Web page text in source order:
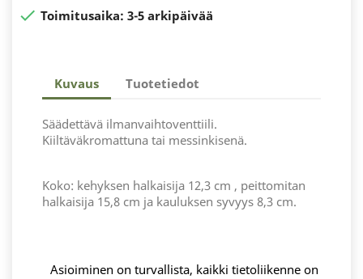
 Toimitusaika: 3-5 arkipäivää
Kuvaus Tuotetiedot
Säädettävä ilmanvaihtoventtiili.
Kiiltäväkromattuna tai messinkisenä.
Koko: kehyksen halkaisija 12,3 cm , peittomitan
halkaisija 15,8 cm ja kauluksen syvyys 8,3 cm.
Asioiminen on turvallista, kaikki tietoliikenne on